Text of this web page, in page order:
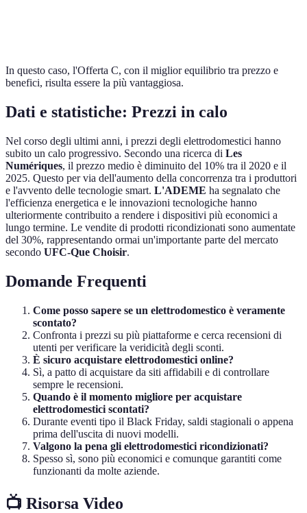
In questo caso, l'Offerta C, con il miglior equilibrio tra prezzo e
benefici, risulta essere la più vantaggiosa.
Dati e statistiche: Prezzi in calo
Nel corso degli ultimi anni, i prezzi degli elettrodomestici hanno
subito un calo progressivo. Secondo una ricerca di Les
Numériques, il prezzo medio è diminuito del 10% tra il 2020 e il
2025. Questo per via dell'aumento della concorrenza tra i produttori
e l'avvento delle tecnologie smart. L'ADEME ha segnalato che
l'efficienza energetica e le innovazioni tecnologiche hanno
ulteriormente contribuito a rendere i dispositivi più economici a
lungo termine. Le vendite di prodotti ricondizionati sono aumentate
del 30%, rappresentando ormai un'importante parte del mercato
secondo UFC-Que Choisir.
Domande Frequenti
Come posso sapere se un elettrodomestico è veramente
scontato?
Confronta i prezzi su più piattaforme e cerca recensioni di
utenti per verificare la veridicità degli sconti.
È sicuro acquistare elettrodomestici online?
Sì, a patto di acquistare da siti affidabili e di controllare
sempre le recensioni.
Quando è il momento migliore per acquistare
elettrodomestici scontati?
Durante eventi tipo il Black Friday, saldi stagionali o appena
prima dell'uscita di nuovi modelli.
Valgono la pena gli elettrodomestici ricondizionati?
Spesso sì, sono più economici e comunque garantiti come
funzionanti da molte aziende.
📺 Risorsa Video